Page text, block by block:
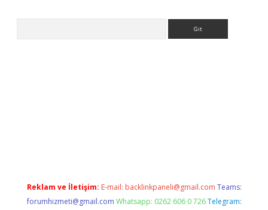
Reklam ve İletişim: E-mail: backlinkpaneli@gmail.com Teams:
forumhizmeti@gmail.com Whatsapp: 0262 606 0 726 Telegram: